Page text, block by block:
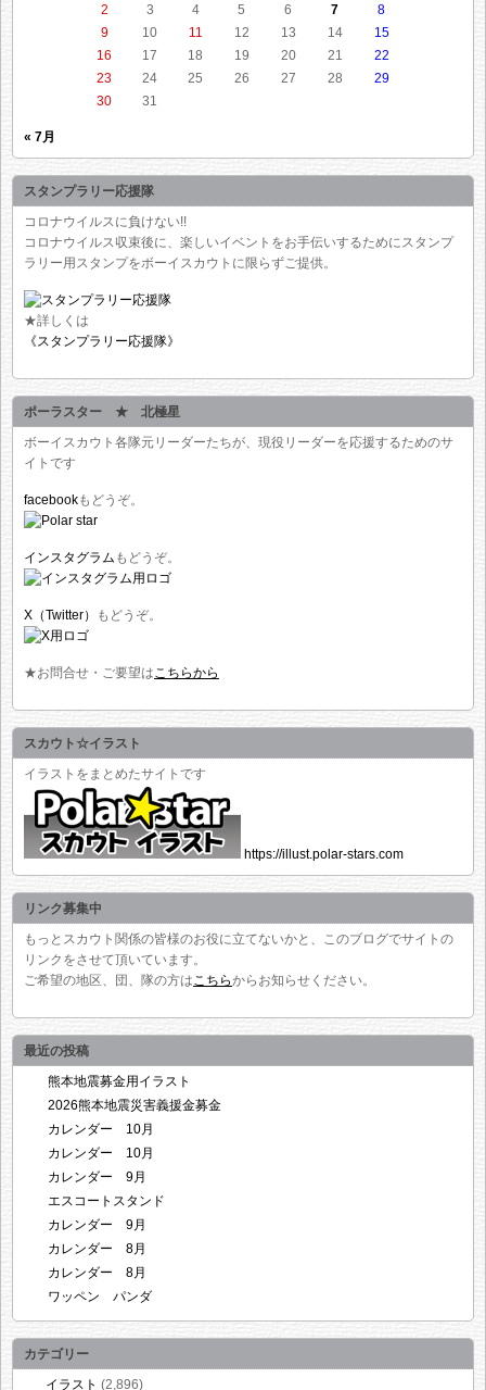
2
3 4 5 6 7
8
9
10 11 12 13 14
15
16
17 18 19 20 21
22
23
24 25 26 27 28
29
30
31
« 7月
スタンプラリー応援隊
コロナウイルスに負けない!!
コロナウイルス収束後に、楽しいイベントをお手伝いするためにスタンプ
ラリー用スタンプをボーイスカウトに限らずご提供。
★詳しくは
《スタンプラリー応援隊》
ポーラスター ★ 北極星
ボーイスカウト各隊元リーダーたちが、現役リーダーを応援するためのサ
イトです
facebookもどうぞ。
インスタグラム もどうぞ。
X（Twitter） もどうぞ。
★お問合せ・ご要望はこちらから
スカウト☆イラスト
イラストをまとめたサイトです
https://illust.polar-stars.com
リンク募集中
もっとスカウト関係の皆様のお役に立てないかと、このブログでサイトの
リンクをさせて頂いています。
ご希望の地区、団、隊の方はこちらからお知らせください。
最近の投稿
熊本地震募金用イラスト
2026熊本地震災害義援金募金
カレンダー 10月
カレンダー 10月
カレンダー 9月
エスコートスタンド
カレンダー 9月
カレンダー 8月
カレンダー 8月
ワッペン パンダ
カテゴリー
イラスト (2,896)